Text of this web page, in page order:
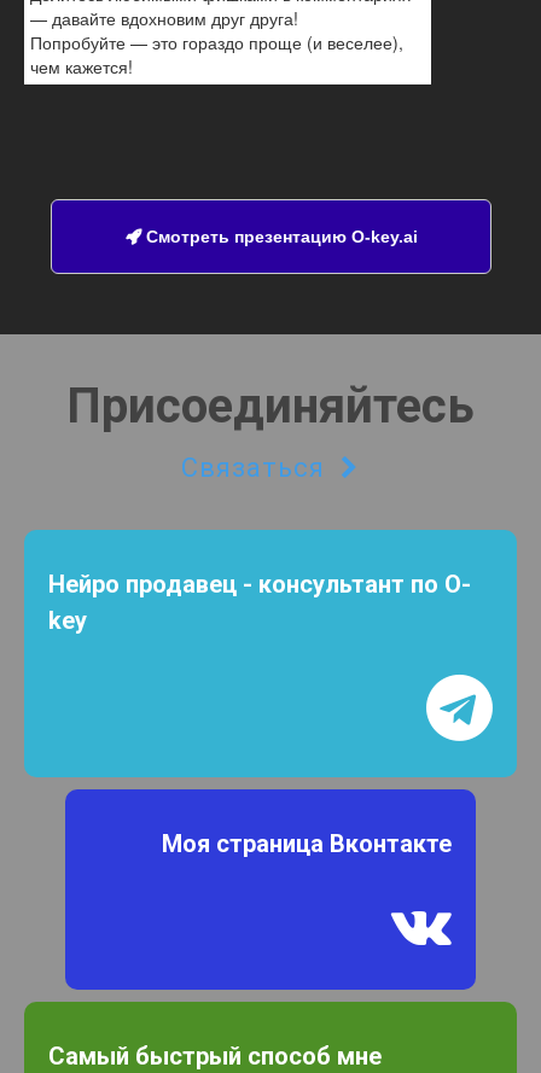
— давайте вдохновим друг друга!
Попробуйте — это гораздо проще (и веселее),
чем кажется!
Смотреть презентацию O-key.ai
Присоединяйтесь
Связаться 
Нейро продавец - консультант по O-
key

Моя страница Вконтакте

Самый быстрый способ мне